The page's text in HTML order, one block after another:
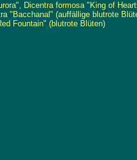
Dicentra formosa "King of
"Bacchanal" (auffällige blutrote
Fountain" (blutrote Blüten)